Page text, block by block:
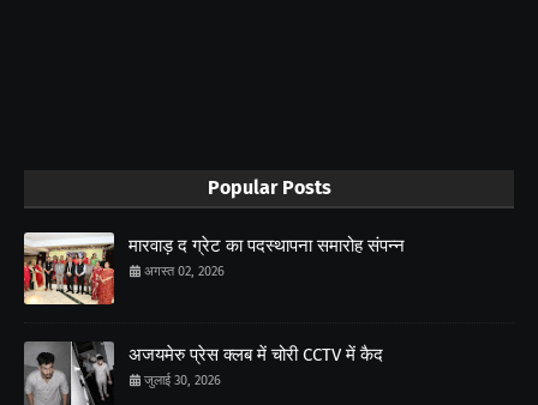
Popular Posts
मारवाड़ द ग्रेट का पदस्थापना समारोह संपन्न
अगस्त 02, 2026
अजयमेरु प्रेस क्लब में चोरी CCTV में कैद
जुलाई 30, 2026